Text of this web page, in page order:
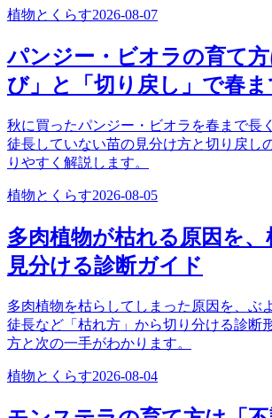
植物とくらす2026-08-07
パンジー・ビオラの育て
び」と「切り戻し」で春ま
秋に買ったパンジー・ビオラを春まで長
徒長していない苗の見分け方と切り戻し
りやすく解説します。
植物とくらす2026-08-05
多肉植物が枯れる原因を、
見分ける診断ガイド
多肉植物を枯らしてしまった原因を、ぶ
徒長など「枯れ方」から切り分ける診断
方と次の一手がわかります。
植物とくらす2026-08-04